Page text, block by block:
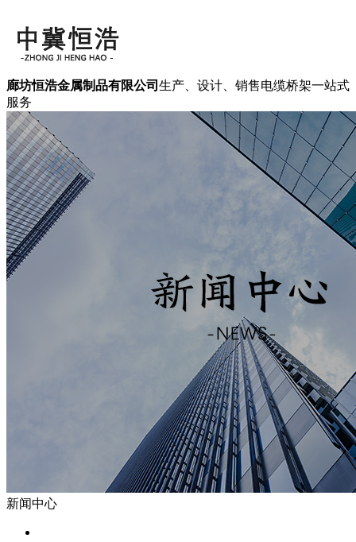
廊坊恒浩金属制品有限公司 生产、设计、销售电缆桥架一站式
服务
新闻中心